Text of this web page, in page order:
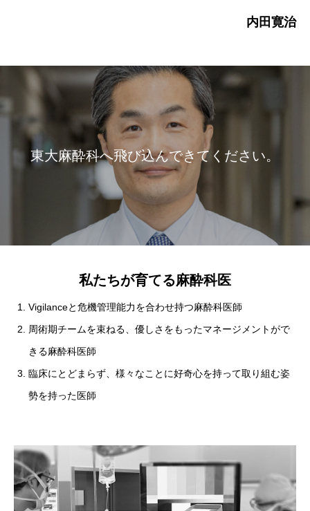
内田寛治
東大麻酔科へ飛び込んできてください。
私たちが育てる麻酔科医
Vigilanceと危機管理能力を合わせ持つ麻酔科医師
周術期チームを束ねる、優しさをもったマネージメントがで
きる麻酔科医師
臨床にとどまらず、様々なことに好奇心を持って取り組む姿
勢を持った医師